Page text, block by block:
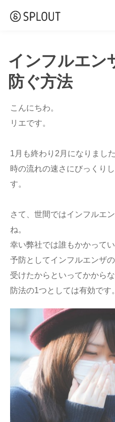
インフルエン
防ぐ方法
こんにちわ。
リエです。
1月も終わり2月になりました
時の流れの速さにびっくり
す。
さて、世間ではインフルエ
ね。
幸い弊社では誰もかかってい
予防としてインフルエンザ
受けたからといってかから
防法の1つとしては有効です。